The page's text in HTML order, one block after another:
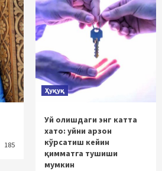
185
Ҳуқуқ
Уй олишдаги энг катта
хато: уйни арзон
кўрсатиш кейин
қимматга тушиши
мумкин